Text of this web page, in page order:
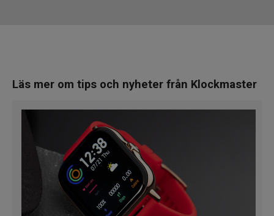
Läs mer om tips och nyheter från Klockmaster